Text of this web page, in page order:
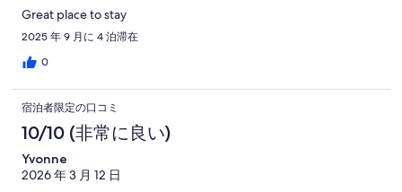
Great place to stay
2025 年 9 月に 4 泊滞在
0
宿泊者限定の口コミ
10/10 (非常に良い)
Yvonne
2026 年 3 月 12 日